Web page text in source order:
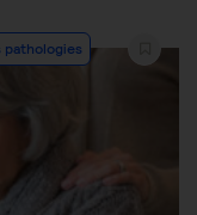
pathologies